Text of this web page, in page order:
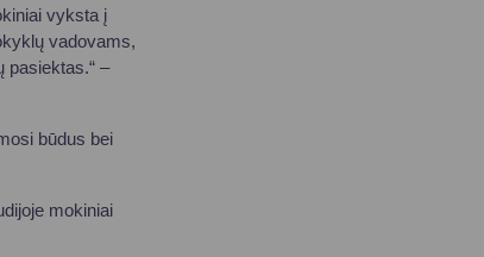
vyksta į
vadovams,
pasiektas.“ –
būdus bei
mokiniai